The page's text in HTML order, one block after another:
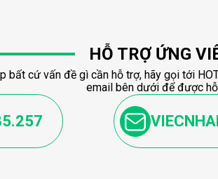
HỖ TRỢ ỨNG
bất cứ vấn đề gì cần hỗ trợ, hãy gọi tới
email bên dưới để được